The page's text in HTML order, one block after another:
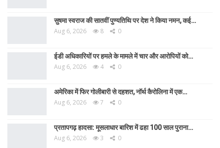
सुषमा स्वराज की सातवीं पुण्यतिथि पर देश ने किया नमन, कई…
Aug 6, 2026 8 0
ईडी अधिकारियों पर हमले के मामले में चार और आरोपियों को…
Aug 6, 2026 4 0
अमेरिका में फिर गोलीबारी से दहशत, नॉर्थ कैरोलिना में एक…
Aug 6, 2026 7 0
प्रतापगढ़ हादसा: मूसलाधार बारिश में ढहा 100 साल पुराना…
Aug 6, 2026 3 0